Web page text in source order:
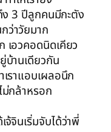
ง 3 ปีลูกคนมีกะตัง
ว่าวัยมาก
เอวคอดนิดเคียว
บ้านเดียวกัน
ราแอบเผลอนึก
กล้าหรอก
จินเริ่มจับได้ว่าพี่